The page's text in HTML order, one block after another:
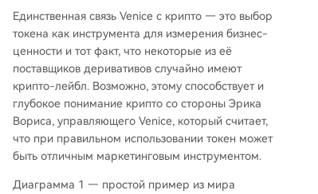
Единственная связь Venice с крипто — это выбор
токена как инструмента для измерения бизнес-
ценности и тот факт, что некоторые из её
поставщиков деривативов случайно имеют
крипто-лейбл. Возможно, этому способствует и
глубокое понимание крипто со стороны Эрика
Вориса, управляющего Venice, который считает,
что при правильном использовании токен может
быть отличным маркетинговым инструментом.
Диаграмма 1 — простой пример из мира